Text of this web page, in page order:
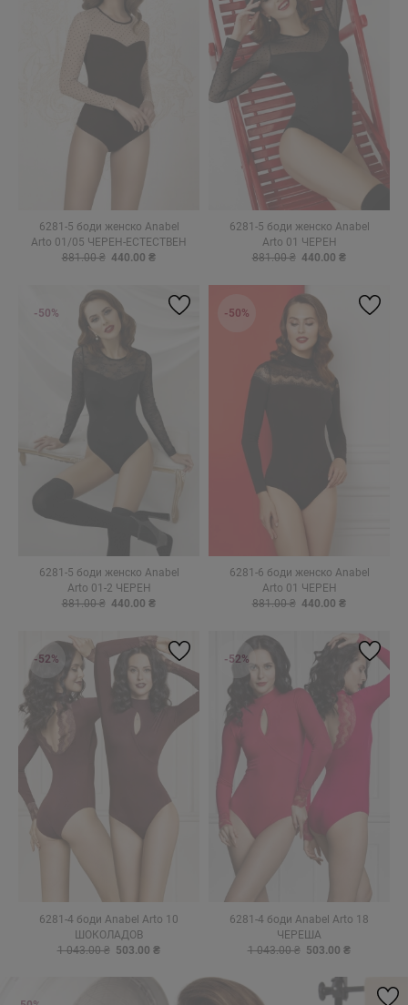
6281-5 боди женско Anabel
Arto 01/05 ЧЕРЕН-ЕСТЕСТВЕН
881.00 ₴ 440.00 ₴
6281-5 боди женско Anabel
Arto 01 ЧЕРЕН
881.00 ₴ 440.00 ₴
6281-5 боди женско Anabel
Arto 01-2 ЧЕРЕН
881.00 ₴ 440.00 ₴
-50%
6281-6 боди женско Anabel
Arto 01 ЧЕРЕН
881.00 ₴ 440.00 ₴
-50%
6281-4 боди Anabel Arto 10
ШОКОЛАДОВ
1 043.00 ₴ 503.00 ₴
-52%
6281-4 боди Anabel Arto 18
ЧЕРЕША
1 043.00 ₴ 503.00 ₴
-52%